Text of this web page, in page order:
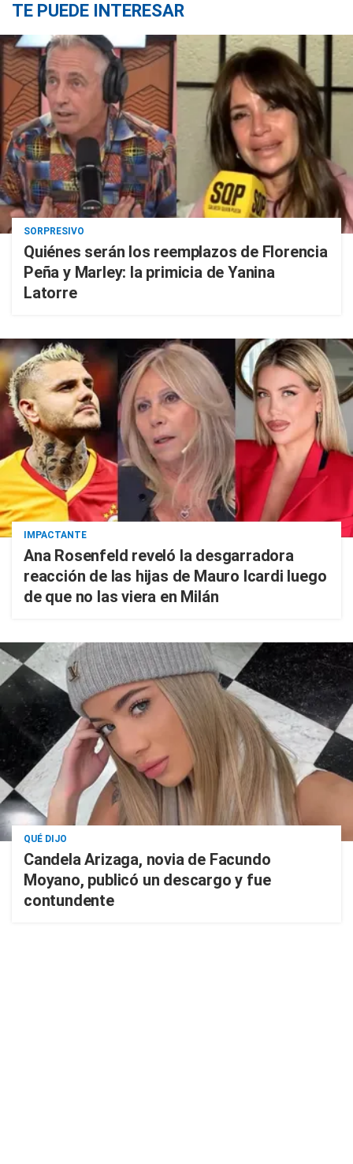
TE PUEDE INTERESAR
SORPRESIVO
Quiénes serán los reemplazos de Florencia
Peña y Marley: la primicia de Yanina
Latorre
IMPACTANTE
Ana Rosenfeld reveló la desgarradora
reacción de las hijas de Mauro Icardi luego
de que no las viera en Milán
QUÉ DIJO
Candela Arizaga, novia de Facundo
Moyano, publicó un descargo y fue
contundente